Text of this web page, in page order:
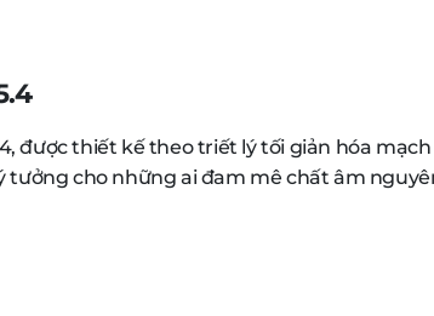
thiết kế theo triết lý tối giản hóa mạch
tưởng cho những ai đam mê chất âm